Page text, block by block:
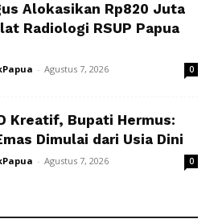
Alokasikan Rp820 Juta
Radiologi RSUP Papua
- Agustus 7, 2026 0
Kreatif, Bupati Hermus:
Dimulai dari Usia Dini
- Agustus 7, 2026 0